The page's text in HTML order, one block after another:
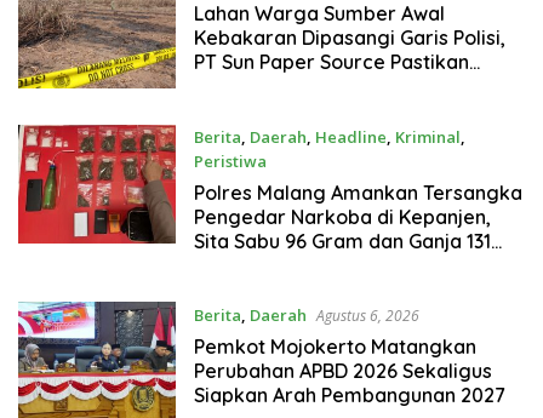
Lahan Warga Sumber Awal
Kebakaran Dipasangi Garis Polisi,
PT Sun Paper Source Pastikan
Berita, Daerah, Headline, Kriminal,
Peristiwa
Agustus 7, 2026
Polres Malang Amankan Tersangka
Pengedar Narkoba di Kepanjen,
Sita Sabu 96 Gram dan Ganja 131
Berita, Daerah Agustus 6, 2026
Pemkot Mojokerto Matangkan
Perubahan APBD 2026 Sekaligus
Siapkan Arah Pembangunan 2027